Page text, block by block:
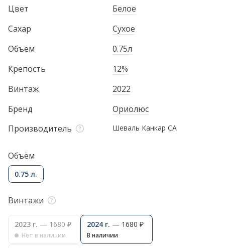
Цвет
Белое
Сахар
Сухое
Объем
0.75л
Крепость
12%
Винтаж
2022
Бренд
Ориолюс
Производитель
Шеваль Канкар СА
Объём
0.75 л.
Винтажи
2023 г. — 1680 ₽
Нет в наличии
2024 г. — 1680 ₽
В наличии